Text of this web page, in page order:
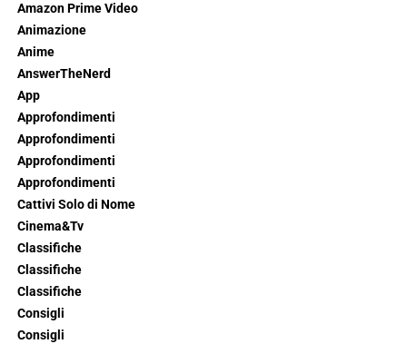
Amazon Prime Video
Animazione
Anime
AnswerTheNerd
App
Approfondimenti
Approfondimenti
Approfondimenti
Approfondimenti
Cattivi Solo di Nome
Cinema&Tv
Classifiche
Classifiche
Classifiche
Consigli
Consigli